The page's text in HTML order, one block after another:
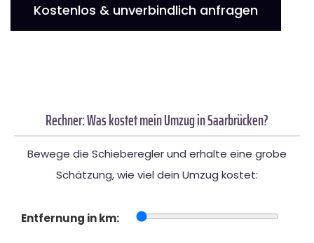
Kostenlos & unverbindlich anfragen
Rechner: Was kostet mein Umzug in Saarbrücken?
Bewege die Schieberegler und erhalte eine grobe
Schätzung, wie viel dein Umzug kostet:
Entfernung in km: